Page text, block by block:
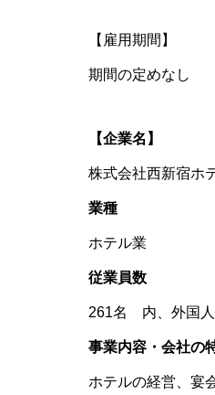
【雇用期間】
期間の定めなし
【企業名】
株式会社西新宿ホ
業種
ホテル業
従業員数
261名 内、外国
事業内容・会社の
ホテルの経営、宴